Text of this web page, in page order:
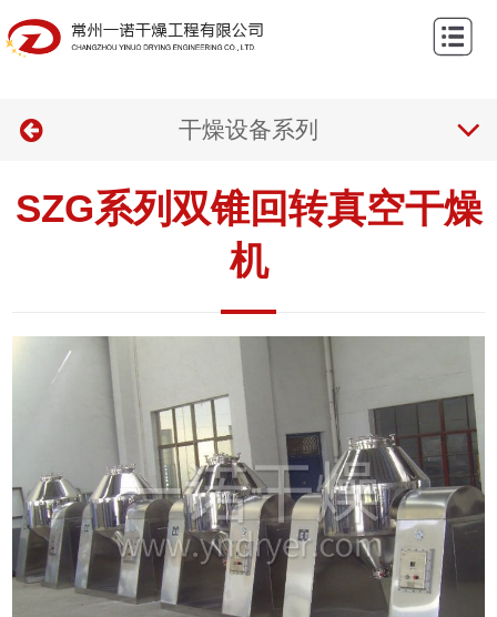
网
干燥设备系列
SZG系列双锥回转真空干燥
机